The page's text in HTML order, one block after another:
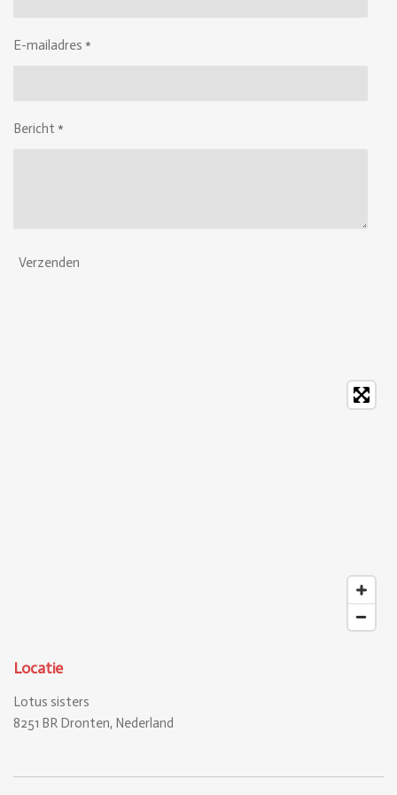
E-mailadres *
Bericht *
Verzenden
Locatie
Lotus sisters
8251 BR Dronten, Nederland